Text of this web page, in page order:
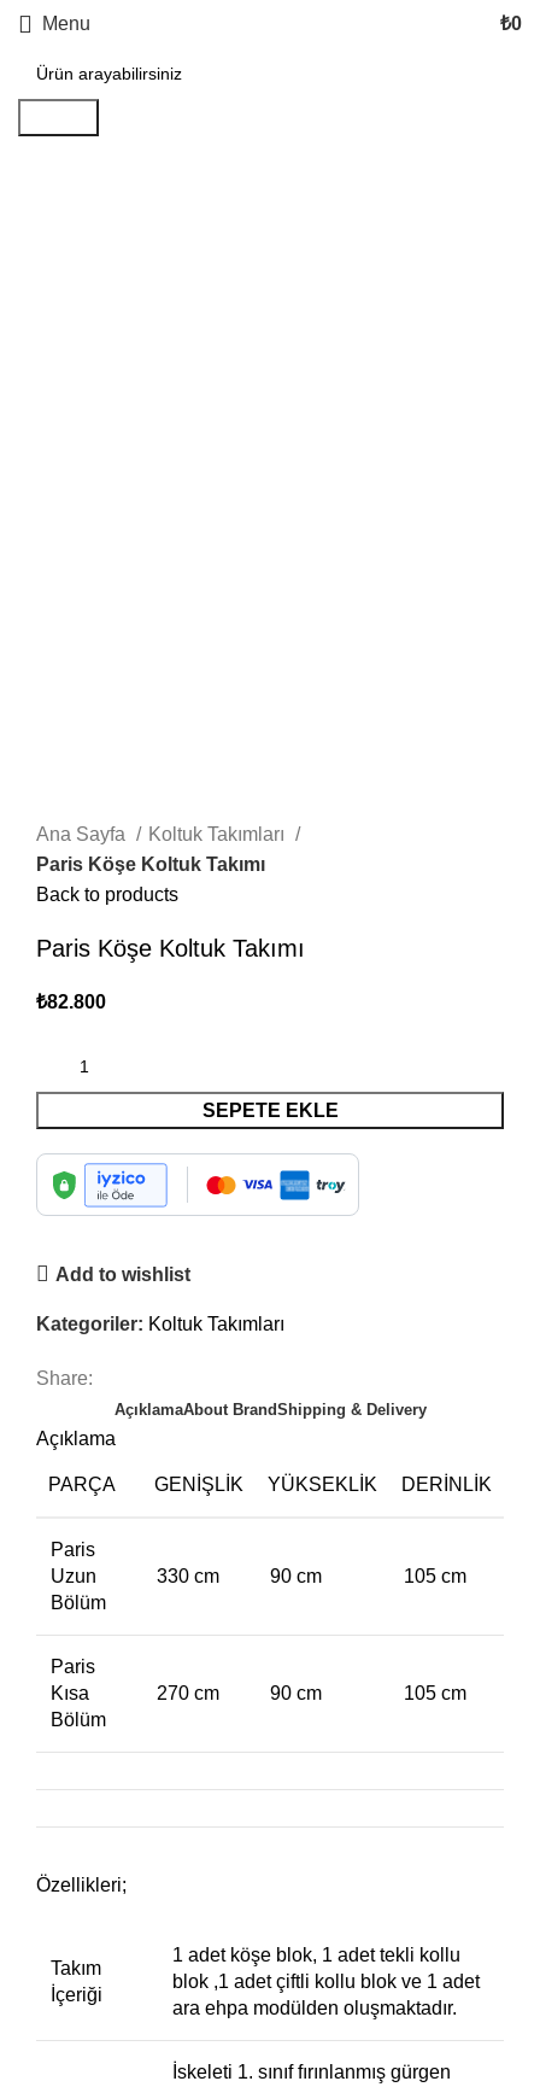
Menu ₺0
Ana Sayfa
Koltuk Takımları
Paris Köşe Koltuk Takımı
Back to products
Paris Köşe Koltuk Takımı
₺82.800
SEPETE EKLE
Add to wishlist
Kategoriler: Koltuk Takımları
Share:
AçıklamaAbout BrandShipping & Delivery
Açıklama
PARÇA GENIŞLIK YÜKSEKLIK DERINLIK
Paris
Uzun
Bölüm
330 cm 90 cm 105 cm
Paris
Kısa
Bölüm
270 cm 90 cm 105 cm
Özellikleri;
Takım
İçeriği
1 adet köşe blok, 1 adet tekli kollu
blok ,1 adet çiftli kollu blok ve 1 adet
ara ehpa modülden oluşmaktadır.
İskeleti 1. sınıf fırınlanmış gürgen